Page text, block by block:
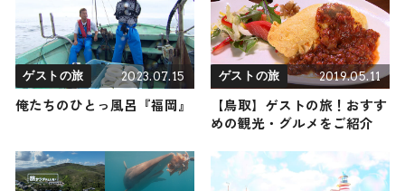
ゲストの旅 2023.07.15
俺たちのひとっ風呂『福岡』
ゲストの旅 2019.05.11
【鳥取】ゲストの旅！おすす
めの観光・グルメをご紹介